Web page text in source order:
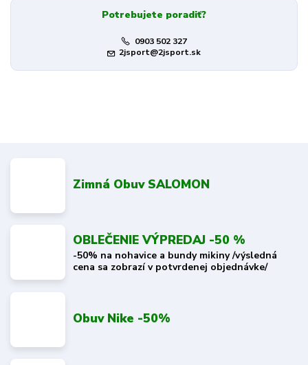
Potrebujete poradiť?
0903 502 327
2jsport@2jsport.sk
Zimná Obuv SALOMON
OBLEČENIE VÝPREDAJ -50 %
-50% na nohavice a bundy mikiny /výsledná
cena sa zobrazí v potvrdenej objednávke/
Obuv Nike -50%